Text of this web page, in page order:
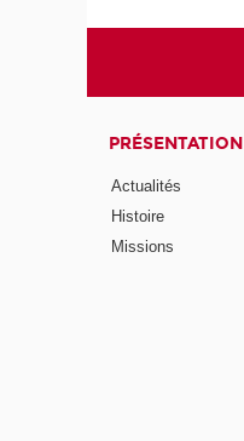
PRÉSENTATION
Actualités
Histoire
Missions